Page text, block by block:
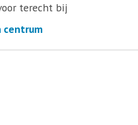
terecht bij
centrum